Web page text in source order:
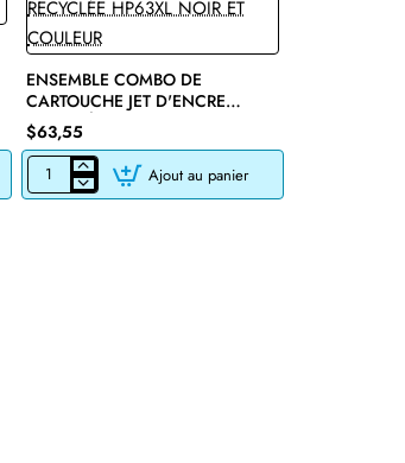
ENSEMBLE COMBO DE
CARTOUCHE JET D'ENCRE
RECYCLÉE HP63XL NOIR ET
COULEUR
$63,55
ENSEMBLE
COMBO
Ajout au panier